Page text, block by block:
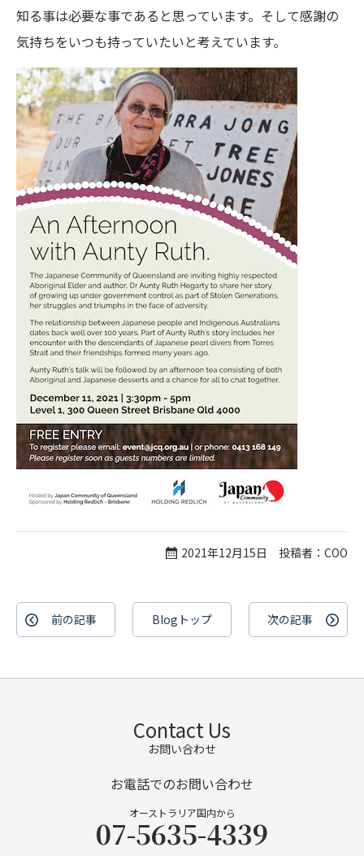
知る事は必要な事であると思っています。そして感謝の
気持ちをいつも持っていたいと考えています。
2021年12月15日 投稿者：COO
前の記事 Blogトップ 次の記事
Contact Us
お問い合わせ
お電話でのお問い合わせ
オーストラリア国内から
07-5635-4339